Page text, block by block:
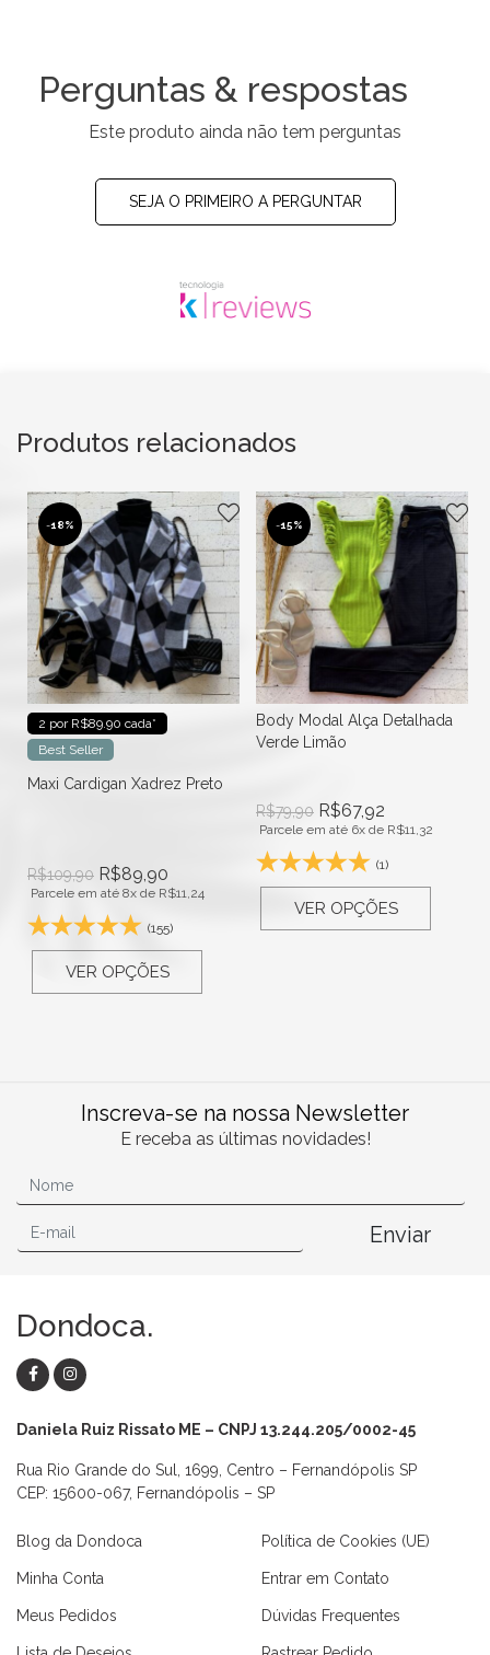
Perguntas & respostas
Este produto ainda não tem perguntas
SEJA O PRIMEIRO A PERGUNTAR
Produtos relacionados
-18%
2 por R$89.90 cada*
Best Seller
Maxi Cardigan Xadrez Preto
R$109,90 R$89,90
Parcele em até 8x de R$11,24
(155)
VER OPÇÕES
-15%
Body Modal Alça Detalhada
Verde Limão
R$79,90 R$67,92
Parcele em até 6x de R$11,32
(1)
VER OPÇÕES
Inscreva-se na nossa Newsletter
E receba as últimas novidades!
Enviar
Dondoca.
Daniela Ruiz Rissato ME – CNPJ 13.244.205/0002-45
Rua Rio Grande do Sul, 1699, Centro – Fernandópolis SP
CEP: 15600-067, Fernandópolis – SP
Blog da Dondoca
Minha Conta
Meus Pedidos
Política de Cookies (UE)
Entrar em Contato
Dúvidas Frequentes